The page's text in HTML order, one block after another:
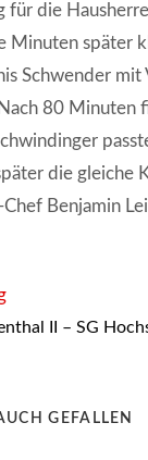
für die
Minuten später
Schwender
80 Minuten
die gleiche
Benjamin
II – SG
GEFALLEN